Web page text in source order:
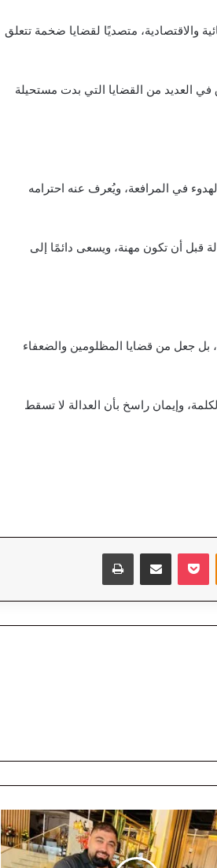
والاقتصادية، متصديًا لقضايا ضخمة تتعلق
العديد من القضايا التي بدت مستحيلة
في المرافعة، ويُعرف عنه احترامه
قبل أن تكون مهنة، ويسعى دائمًا إلى
جعل من قضايا المظلومين والضعفاء
وإيمان راسخ بأن العدالة لا تسقط